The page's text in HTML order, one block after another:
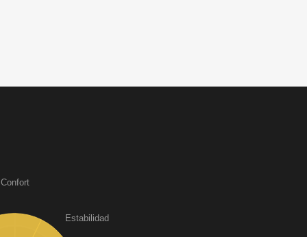
Confort
Estabilidad